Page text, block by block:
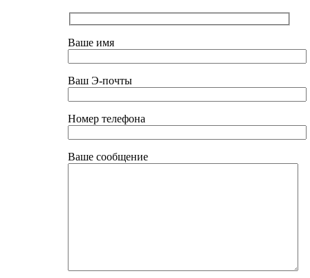
Ваше имя
Ваш Э-почты
Номер телефона
Ваше сообщение